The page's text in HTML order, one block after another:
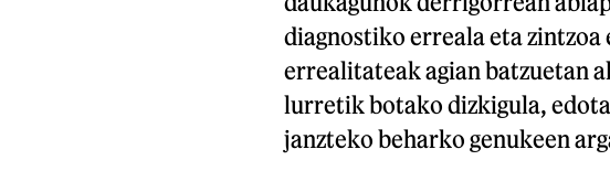
diagnostiko erreala eta
errealitateak agian batzuetan
lurretik botako dizkigula,
janzteko beharko genukeen